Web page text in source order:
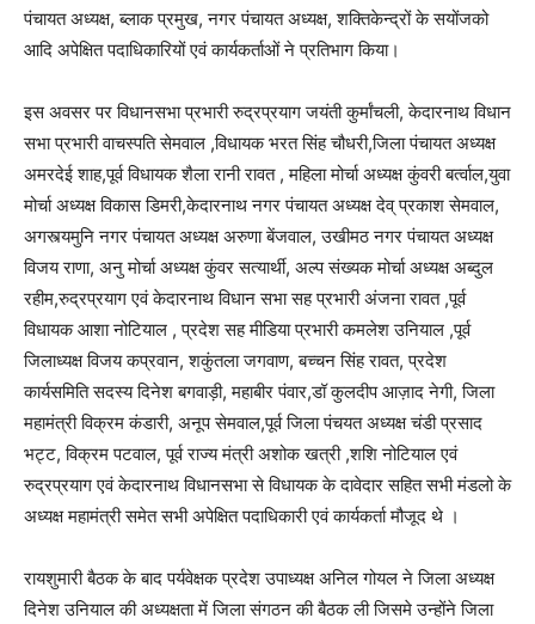
पंचायत अध्यक्ष, ब्लाक प्रमुख, नगर पंचायत अध्यक्ष, शक्तिकेन्द्रों के सयोंजको
आदि अपेक्षित पदाधिकारियों एवं कार्यकर्ताओं ने प्रतिभाग किया।
इस अवसर पर विधानसभा प्रभारी रुद्रप्रयाग जयंती कुर्मांचली, केदारनाथ विधान
सभा प्रभारी वाचस्पति सेमवाल ,विधायक भरत सिंह चौधरी,जिला पंचायत अध्यक्ष
अमरदेई शाह,पूर्व विधायक शैला रानी रावत , महिला मोर्चा अध्यक्ष कुंवरी बर्त्वाल,युवा
मोर्चा अध्यक्ष विकास डिमरी,केदारनाथ नगर पंचायत अध्यक्ष देव् प्रकाश सेमवाल,
अगस्त्यमुनि नगर पंचायत अध्यक्ष अरुणा बेंजवाल, उखीमठ नगर पंचायत अध्यक्ष
विजय राणा, अनु मोर्चा अध्यक्ष कुंवर सत्यार्थी, अल्प संख्यक मोर्चा अध्यक्ष अब्दुल
रहीम,रुद्रप्रयाग एवं केदारनाथ विधान सभा सह प्रभारी अंजना रावत ,पूर्व
विधायक आशा नोटियाल , प्रदेश सह मीडिया प्रभारी कमलेश उनियाल ,पूर्व
जिलाध्यक्ष विजय कप्रवान, शकुंतला जगवाण, बच्चन सिंह रावत, प्रदेश
कार्यसमिति सदस्य दिनेश बगवाड़ी, महाबीर पंवार,डॉ कुलदीप आज़ाद नेगी, जिला
महामंत्री विक्रम कंडारी, अनूप सेमवाल,पूर्व जिला पंचयत अध्यक्ष चंडी प्रसाद
भट्ट, विक्रम पटवाल, पूर्व राज्य मंत्री अशोक खत्री ,शशि नोटियाल एवं
रुद्रप्रयाग एवं केदारनाथ विधानसभा से विधायक के दावेदार सहित सभी मंडलो के
अध्यक्ष महामंत्री समेत सभी अपेक्षित पदाधिकारी एवं कार्यकर्ता मौजूद थे ।
रायशुमारी बैठक के बाद पर्यवेक्षक प्रदेश उपाध्यक्ष अनिल गोयल ने जिला अध्यक्ष
दिनेश उनियाल की अध्यक्षता में जिला संगठन की बैठक ली जिसमे उन्होंने जिला